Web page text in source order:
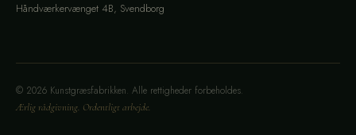
Håndværkervænget 4B, Svendborg
© 2026 Kunstgræsfabrikken. Alle rettigheder forbeholdes.
Ærlig rådgivning. Ordentligt arbejde.